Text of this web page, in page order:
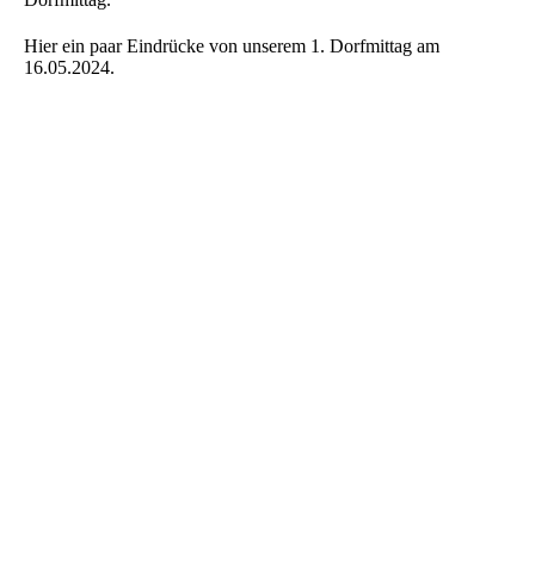
Hier ein paar Eindrücke von unserem 1. Dorfmittag am
16.05.2024.